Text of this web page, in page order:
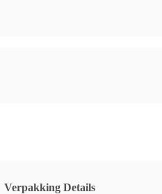
Verpakking Details